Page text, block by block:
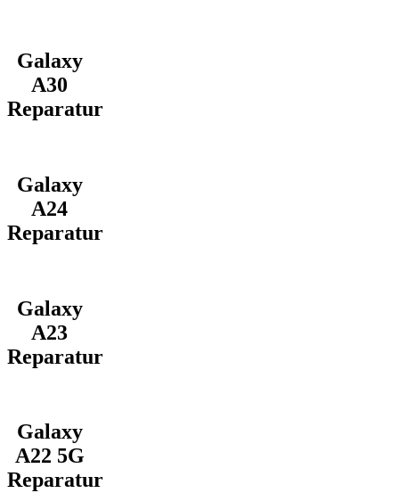
Galaxy
A30
Reparatur
Galaxy
A24
Reparatur
Galaxy
A23
Reparatur
Galaxy
A22 5G
Reparatur